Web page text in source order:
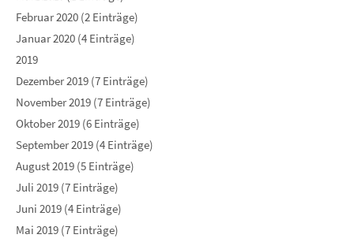
Februar 2020 (2 Einträge)
Januar 2020 (4 Einträge)
2019
Dezember 2019 (7 Einträge)
November 2019 (7 Einträge)
Oktober 2019 (6 Einträge)
September 2019 (4 Einträge)
August 2019 (5 Einträge)
Juli 2019 (7 Einträge)
Juni 2019 (4 Einträge)
Mai 2019 (7 Einträge)